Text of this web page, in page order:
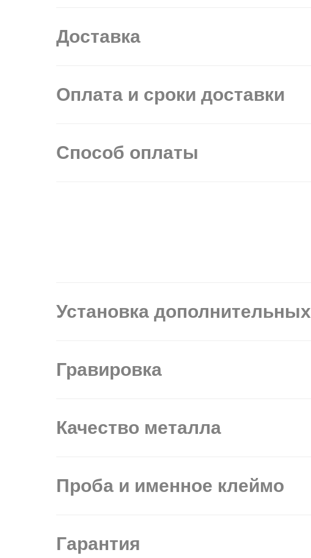
Доставка
Оплата и сроки доставки
Способ оплаты
Установка
Гравировка
Качество металла
Проба и именное клеймо
Гарантия